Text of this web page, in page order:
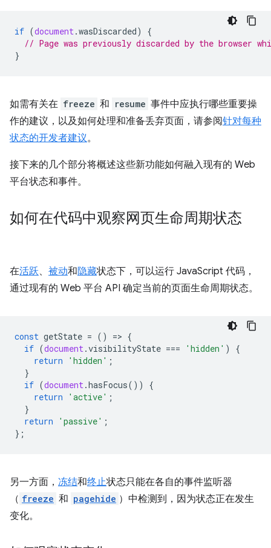
if (document .wasDiscarded)
{
// Page was previously discarded by the browser
}
如需有关在 freeze 和 resume 事件中应执行哪些重要操
作的建议，以及如何处理和准备丢弃页面，请参阅针对每种
状态的开发者建议。
接下来的几个部分将概述这些新功能如何融入现有的 Web
平台状态和事件。
如何在代码中观察网页生命周期状态
在活跃、 被动和隐藏状态下，可以运行 JavaScript 代码，
通过现有的 Web 平台 API 确定当前的页面生命周期状态。
const getState = () => {
if (document .visibilityState === 'hidden' )
{
return
'hidden' ;
}
if (document .hasFocus())
{
return
'active' ;
}
return
'passive' ;
};
另一方面， 冻结和终止状态只能在各自的事件监听器
（ freeze 和 pagehide ）中检测到，因为状态正在发生
变化。